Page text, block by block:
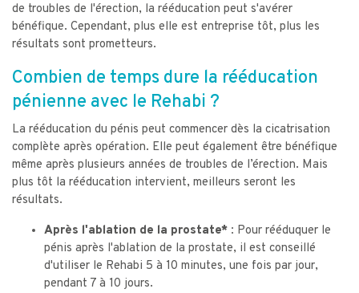
de troubles de l'érection, la rééducation peut s'avérer
bénéfique. Cependant, plus elle est entreprise tôt, plus les
résultats sont prometteurs.
Combien de temps dure la rééducation
pénienne avec le Rehabi ?
La rééducation du pénis peut commencer dès la cicatrisation
complète après opération. Elle peut également être bénéfique
même après plusieurs années de troubles de l’érection. Mais
plus tôt la rééducation intervient, meilleurs seront les
résultats.
Après l'ablation de la prostate* : Pour rééduquer le
pénis après l'ablation de la prostate, il est conseillé
d'utiliser le Rehabi 5 à 10 minutes, une fois par jour,
pendant 7 à 10 jours.